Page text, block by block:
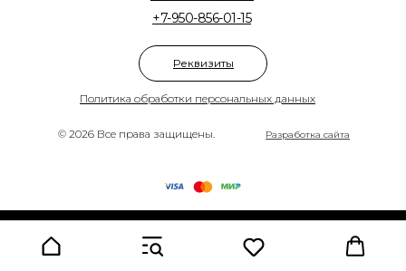
© 2026 Все права защищены.
Политика обработки персональных данных
+7-950-856-01-15
Разработка сайта
Реквизиты
Made on Tilda